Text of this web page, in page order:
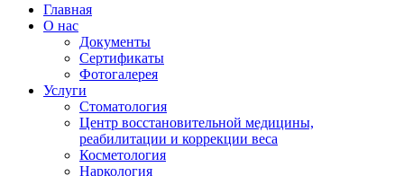
Главная
О нас
Документы
Сертификаты
Фотогалерея
Услуги
Стоматология
Центр восстановительной медицины,
реабилитации и коррекции веса
Косметология
Наркология